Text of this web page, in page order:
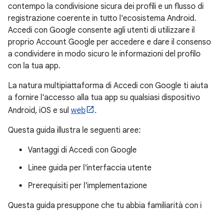
contempo la condivisione sicura dei profili e un flusso di
registrazione coerente in tutto l'ecosistema Android.
Accedi con Google consente agli utenti di utilizzare il
proprio Account Google per accedere e dare il consenso
a condividere in modo sicuro le informazioni del profilo
con la tua app.
La natura multipiattaforma di Accedi con Google ti aiuta
a fornire l'accesso alla tua app su qualsiasi dispositivo
Android, iOS e sul web
.
Questa guida illustra le seguenti aree:
Vantaggi di Accedi con Google
Linee guida per l'interfaccia utente
Prerequisiti per l'implementazione
Questa guida presuppone che tu abbia familiarità con i